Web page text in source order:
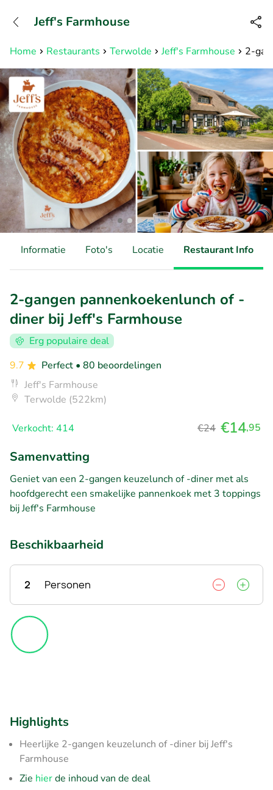
Bereikbaar tot 23:00 uur
Home Restaurants Terwolde Jeff's Farmhouse 2-
Jeff's Farmhouse
Informatie Foto's Locatie Restaurant Info
2-gangen pannenkoekenlunch of -
diner bij Jeff's Farmhouse
Erg populaire deal
9.7
Perfect • 80 beoordelingen
Jeff's Farmhouse
Terwolde (522km)
Verkocht: 414 €24 €14,95
Samenvatting
Geniet van een 2-gangen keuzelunch of -diner met als
hoofdgerecht een smakelijke pannenkoek met 3 toppings
bij Jeff's Farmhouse
Beschikbaarheid
2 Personen
Highlights
Heerlijke 2-gangen keuzelunch of -diner bij Jeff's
Farmhouse
Zie hierde inhoud van de deal